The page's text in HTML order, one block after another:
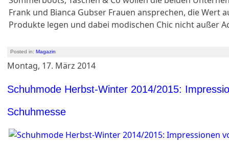
Frank und Bianca Gubser Frauen ansprechen, die Wert
Produkte legen und dabei modischen Chic nicht außer
Posted in:Magazin
Montag, 17. März 2014
Schuhmode Herbst-Winter 2014/2015:
Schuhmesse